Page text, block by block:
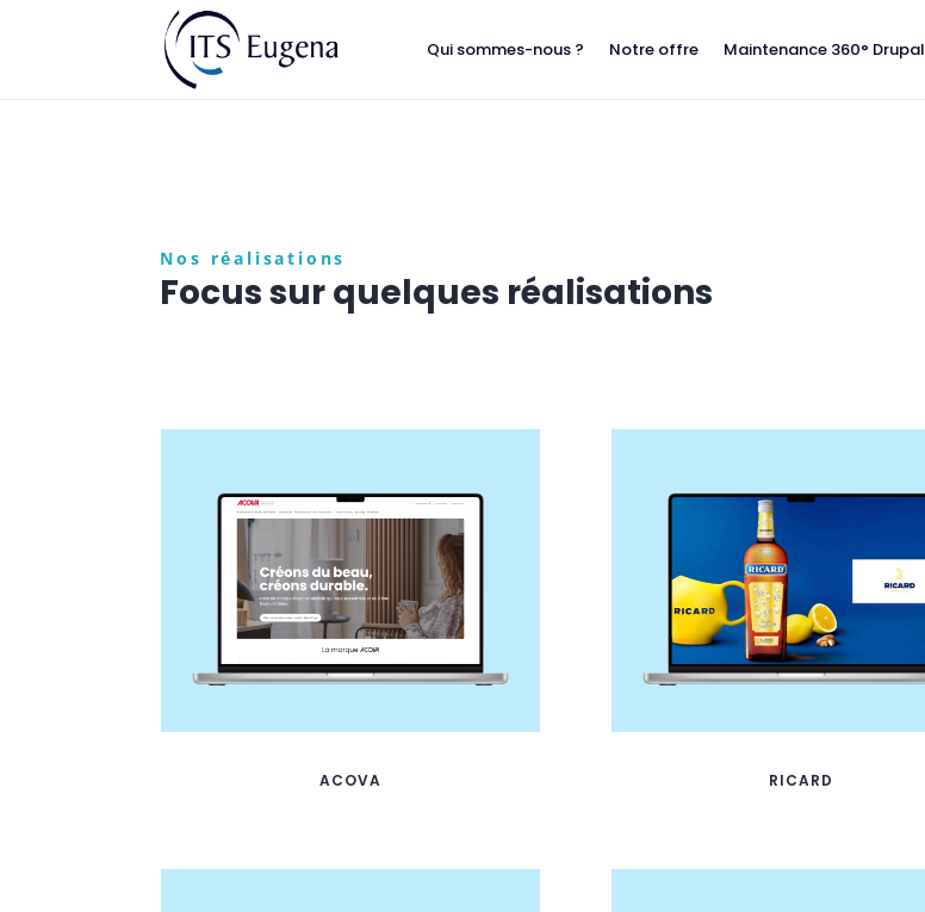
Qui sommes-nous ? Notre offre Maintenance 360° Drupal
Nos réalisations
Focus sur quelques réalisations
ACOVA RICARD